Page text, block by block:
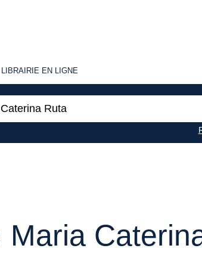
LIBRAIRIE
LIBRAIRIE EN LIGNE
Maria